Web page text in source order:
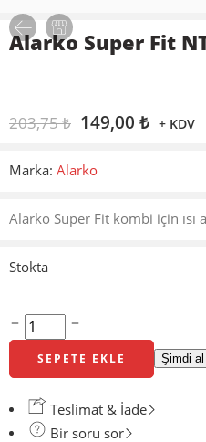
Alarko Super Fit
203,75₺ 149,00 ₺ + KDV
Marka: Alarko
Alarko Super Fit kombi için ısı
Stokta
SEPETE EKLE Şimdi al
Teslimat & İade
Bir soru sor